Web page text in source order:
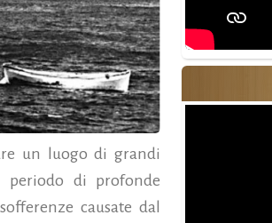
un luogo di grandi
periodo di profonde
causate dal